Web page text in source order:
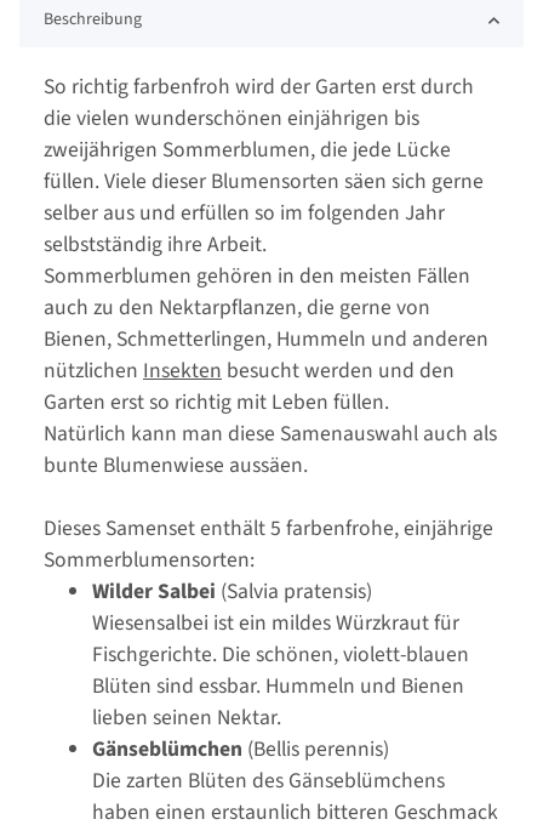
Beschreibung
So richtig farbenfroh wird der Garten erst durch
die vielen wunderschönen einjährigen bis
zweijährigen Sommerblumen, die jede Lücke
füllen. Viele dieser Blumensorten säen sich gerne
selber aus und erfüllen so im folgenden Jahr
selbstständig ihre Arbeit.
Sommerblumen gehören in den meisten Fällen
auch zu den Nektarpflanzen, die gerne von
Bienen, Schmetterlingen, Hummeln und anderen
nützlichen Insekten besucht werden und den
Garten erst so richtig mit Leben füllen.
Natürlich kann man diese Samenauswahl auch als
bunte Blumenwiese aussäen.
Dieses Samenset enthält 5 farbenfrohe, einjährige
Sommerblumensorten:
Wilder Salbei (Salvia pratensis)
Wiesensalbei ist ein mildes Würzkraut für
Fischgerichte. Die schönen, violett-blauen
Blüten sind essbar. Hummeln und Bienen
lieben seinen Nektar.
Gänseblümchen (Bellis perennis)
Die zarten Blüten des Gänseblümchens
haben einen erstaunlich bitteren Geschmack